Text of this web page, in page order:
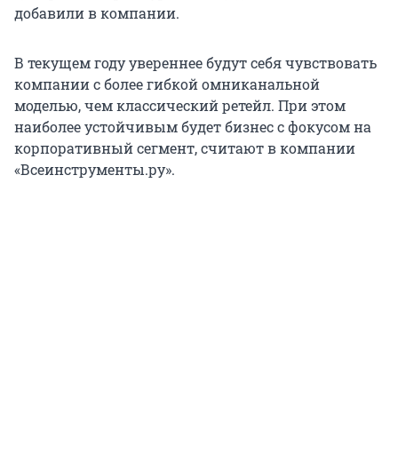
добавили в компании.
В текущем году увереннее будут себя чувствовать
компании с более гибкой омниканальной
моделью, чем классический ретейл. При этом
наиболее устойчивым будет бизнес с фокусом на
корпоративный сегмент, считают в компании
«Всеинструменты.ру».